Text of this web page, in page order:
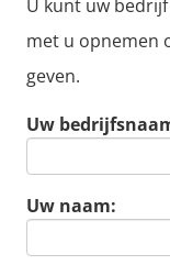
U kunt uw
met u opnemen
geven.
Uw
Uw naam: